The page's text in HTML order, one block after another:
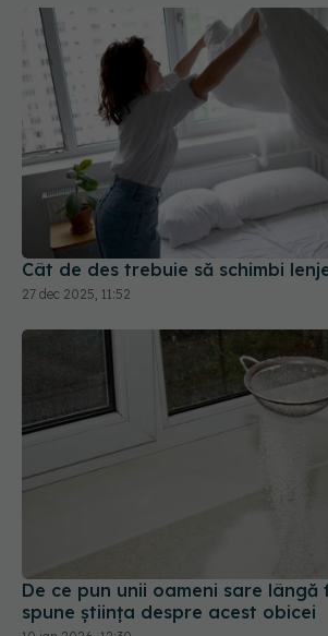
Cât de des trebuie să schimbi
27 dec 2025, 11:52
10 ian 2026, 12:30